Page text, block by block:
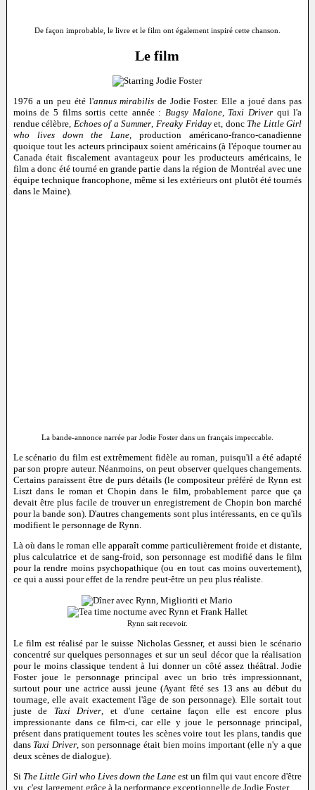
De façon improbable, le livre et le film ont également inspiré cette chanson.
Le film
1976 a un peu été l'annus mirabilis de Jodie Foster. Elle a joué dans pas
moins de 5 films sortis cette année : Bugsy Malone, Taxi Driverqui l'a
rendue célèbre, Echoes of a Summer,Freaky Fridayet, donc The Little Girl
who lives down the Lane, production américano-franco-canadienne
quoique tout les acteurs principaux soient américains (à l'époque tourner au
Canada était fiscalement avantageux pour les producteurs américains, le
film a donc été tourné en grande partie dans la région de Montréal avec une
équipe technique francophone, même si les extérieurs ont plutôt été tournés
dans le Maine).
La bande-annonce narrée par Jodie Foster dans un français impeccable.
Le scénario du film est extrêmement fidèle au roman, puisqu'il a été adapté
par son propre auteur. Néanmoins, on peut observer quelques changements.
Certains paraissent être de purs détails (le compositeur préféré de Rynn est
Liszt dans le roman et Chopin dans le film, probablement parce que ça
devait être plus facile de trouver un enregistrement de Chopin bon marché
pour la bande son). D'autres changements sont plus intéressants, en ce qu'ils
modifient le personnage de Rynn.
Là où dans le roman elle apparaît comme particulièrement froide et distante,
plus calculatrice et de sang-froid, son personnage est modifié dans le film
pour la rendre moins psychopathique (ou en tout cas moins ouvertement),
ce qui a aussi pour effet de la rendre peut-être un peu plus réaliste.
Rynn sait recevoir.
Le film est réalisé par le suisse Nicholas Gessner, et aussi bien le scénario
concentré sur quelques personnages et sur un seul décor que la réalisation
pour le moins classique tendent à lui donner un côté assez théâtral. Jodie
Foster joue le personnage principal avec un brio très impressionnant,
surtout pour une actrice aussi jeune (Ayant fêté ses 13 ans au début du
tournage, elle avait exactement l'âge de son personnage). Elle sortait tout
juste de Taxi Driver, et d'une certaine façon elle est encore plus
impressionante dans ce film-ci, car elle y joue le personnage principal,
présent dans pratiquement toutes les scènes voire tout les plans, tandis que
dans Taxi Driver, son personnage était bien moins important (elle n'y a que
deux scènes de dialogue).
Si The Little Girl who Lives down the Lane est un film qui vaut encore d'être
vu, c'est largement grâce à la performance exceptionnelle de Jodie Foster.